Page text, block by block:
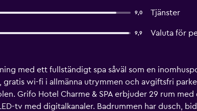
9,0 Tjänster
9,9 Valuta för
med ett fullständigt spa såväl som en
wi-fi i allmänna utrymmen och avgiftsfri
Grifo Hotel Charme & SPA erbjuder 29 rum
tv med digitalkanaler. Badrummen har dusch,